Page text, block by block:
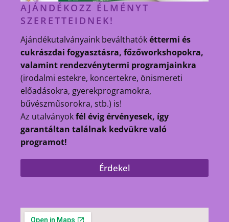
AJÁNDÉKOZZ ÉLMÉNYT
SZERETTEIDNEK!
Ajándékutalványaink beválthatókéttermi és
cukrászdai fogyasztásra, főzőworkshopokra,
valamint rendezvénytermi programjainkra
(irodalmi estekre, koncertekre, önismereti
előadásokra, gyerekprogramokra,
bűvészműsorokra, stb.) is!
Az utalványokfél évig érvényesek, így
garantáltan találnak kedvükre való
programot!
Érdekel